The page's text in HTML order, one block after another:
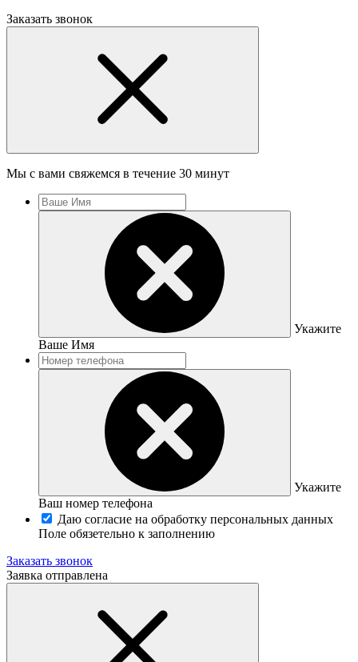
Заказать звонок
Мы с вами свяжемся в течение 30 минут
Укажите
Ваше Имя
Укажите
Ваш номер телефона
Даю согласие на обработку персональных данных
Поле обязетельно к заполнению
Заказать звонок
Заявка отправлена